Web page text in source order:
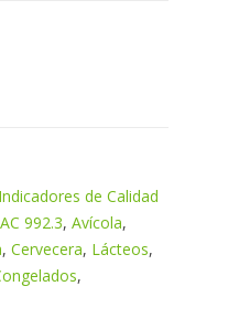
Indicadores de Calidad
992.3, Avícola,
, Cervecera, Lácteos,
,